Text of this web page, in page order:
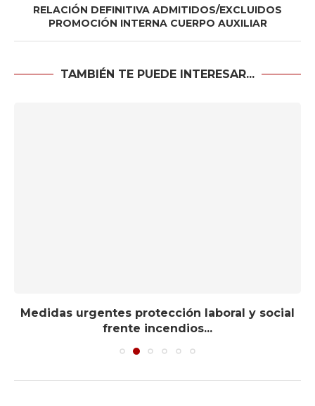
RELACIÓN DEFINITIVA ADMITIDOS/EXCLUIDOS
PROMOCIÓN INTERNA CUERPO AUXILIAR
TAMBIÉN TE PUEDE INTERESAR...
Medidas urgentes protección laboral y social
frente incendios...